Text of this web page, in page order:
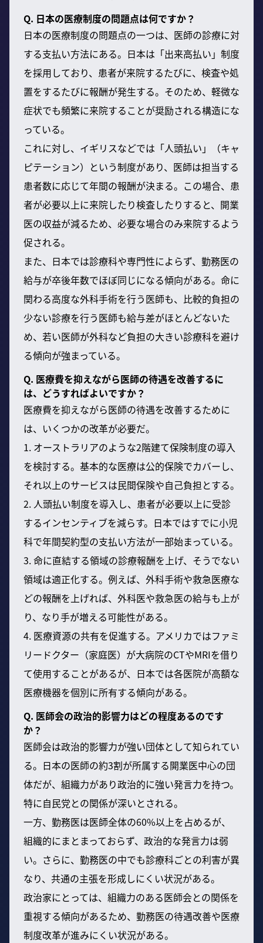
Q. 日本の医療制度の問題点は何ですか？
日本の医療制度の問題点の一つは、医師の診療に対
する支払い方法にある。日本は「出来高払い」制度
を採用しており、患者が来院するたびに、検査や処
置をするたびに報酬が発生する。そのため、軽微な
症状でも頻繁に来院することが奨励される構造にな
っている。
これに対し、イギリスなどでは「人頭払い」（キャ
ピテーション）という制度があり、医師は担当する
患者数に応じて年間の報酬が決まる。この場合、患
者が必要以上に来院したり検査したりすると、開業
医の収益が減るため、必要な場合のみ来院するよう
促される。
また、日本では診療科や専門性によらず、勤務医の
給与が卒後年数でほぼ同じになる傾向がある。命に
関わる高度な外科手術を行う医師も、比較的負担の
少ない診療を行う医師も給与差がほとんどないた
め、若い医師が外科など負担の大きい診療科を避け
る傾向が強まっている。
Q. 医療費を抑えながら医師の待遇を改善するに
は、どうすればよいですか？
医療費を抑えながら医師の待遇を改善するために
は、いくつかの改革が必要だ。
1. オーストラリアのような2階建て保険制度の導入
を検討する。基本的な医療は公的保険でカバーし、
それ以上のサービスは民間保険や自己負担とする。
2. 人頭払い制度を導入し、患者が必要以上に受診
するインセンティブを減らす。日本ではすでに小児
科で年間契約型の支払い方法が一部始まっている。
3. 命に直結する領域の診療報酬を上げ、そうでない
領域は適正化する。例えば、外科手術や救急医療な
どの報酬を上げれば、外科医や救急医の給与も上が
り、なり手が増える可能性がある。
4. 医療資源の共有を促進する。アメリカではファミ
リードクター（家庭医）が大病院のCTやMRIを借り
て使用することがあるが、日本では各医院が高額な
医療機器を個別に所有する傾向がある。
Q. 医師会の政治的影響力はどの程度あるのです
か？
医師会は政治的影響力が強い団体として知られてい
る。日本の医師の約3割が所属する開業医中心の団
体だが、組織力があり政治的に強い発言力を持つ。
特に自民党との関係が深いとされる。
一方、勤務医は医師全体の60%以上を占めるが、
組織的にまとまっておらず、政治的な発言力は弱
い。さらに、勤務医の中でも診療科ごとの利害が異
なり、共通の主張を形成しにくい状況がある。
政治家にとっては、組織力のある医師会との関係を
重視する傾向があるため、勤務医の待遇改善や医療
制度改革が進みにくい状況がある。